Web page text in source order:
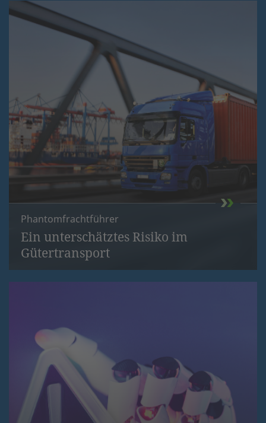
Phantomfrachtführer
Ein unterschätztes Risiko im
Gütertransport